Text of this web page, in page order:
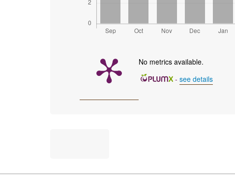
No metrics available.
- see details